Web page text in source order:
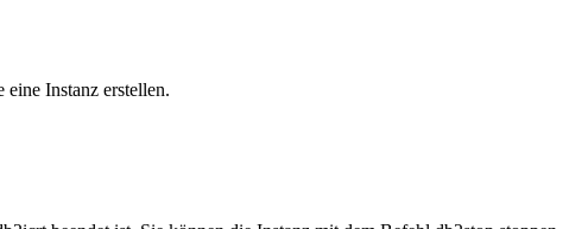
eine Instanz erstellen.